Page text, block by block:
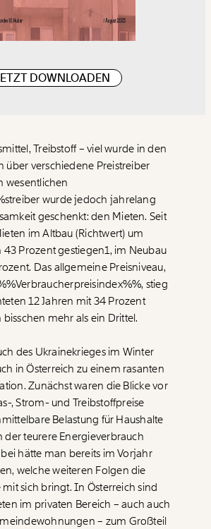
DOWNLOADEN
Treibstoff – viel wurde in den
über verschiedene Preistreiber
wesentlichen
wurde jedoch jahrelang
geschenkt: den Mieten. Seit
im Altbau (Richtwert) um
Prozent gestiegen1, im Neubau
Das allgemeine Preisniveau,
, stieg
12 Jahren mit 34 Prozent
mehr als ein Drittel.
des Ukrainekrieges im Winter
in Österreich zu einem rasanten
Zunächst waren die Blicke vor
, Strom- und Treibstoffpreise
Belastung für Haushalte
der teurere Energieverbrauch
hätte man bereits im Vorjahr
welche weiteren Folgen die
mit sich bringt. In Österreich sind
im privaten Bereich – auch auch
– zum Großteil